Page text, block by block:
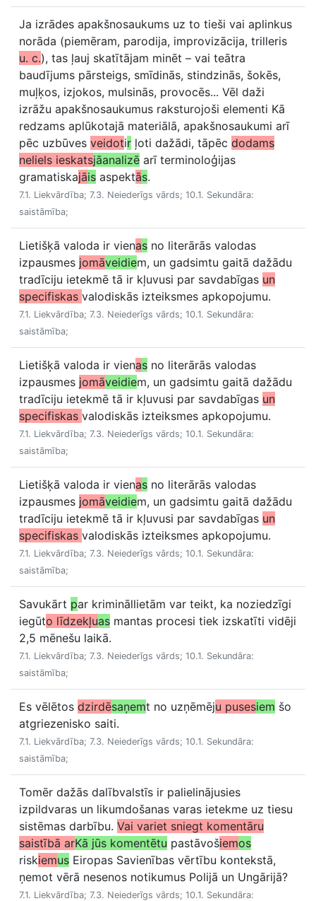
Ja izrādes apakšnosaukums uz to tieši vai aplinkus
norāda (piemēram, parodija, improvizācija, trilleris
u. c.), tas ļauj skatītājam minēt – vai teātra
baudījums pārsteigs, smīdinās, stindzinās, šokēs,
muļķos, izjokos, mulsinās, provocēs... Vēl daži
izrāžu apakšnosaukumus raksturojoši elementi Kā
redzams aplūkotajā materiālā, apakšnosaukumi arī
pēc uzbūves veidotir ļoti dažādi, tāpēc dodams
neliels ieskatsjāanalizē arī terminoloģijas
gramatiskajāis aspektās.
7.1. Liekvārdība; 7.3. Neiederīgs vārds; 10.1. Sekundāra:
saistāmība;
Lietišķā valoda ir vienas no literārās valodas
izpausmes jomāveidiem, un gadsimtu gaitā dažādu
tradīciju ietekmē tā ir kļuvusi par savdabīgas un
specifiskas valodiskās izteiksmes apkopojumu.
7.1. Liekvārdība; 7.3. Neiederīgs vārds; 10.1. Sekundāra:
saistāmība;
Lietišķā valoda ir vienas no literārās valodas
izpausmes jomāveidiem, un gadsimtu gaitā dažādu
tradīciju ietekmē tā ir kļuvusi par savdabīgas un
specifiskas valodiskās izteiksmes apkopojumu.
7.1. Liekvārdība; 7.3. Neiederīgs vārds; 10.1. Sekundāra:
saistāmība;
Lietišķā valoda ir vienas no literārās valodas
izpausmes jomāveidiem, un gadsimtu gaitā dažādu
tradīciju ietekmē tā ir kļuvusi par savdabīgas un
specifiskas valodiskās izteiksmes apkopojumu.
7.1. Liekvārdība; 7.3. Neiederīgs vārds; 10.1. Sekundāra:
saistāmība;
Savukārt par krimināllietām var teikt, ka noziedzīgi
iegūto līdzekļuas mantas procesi tiek izskatīti vidēji
2,5 mēnešu laikā.
7.1. Liekvārdība; 7.3. Neiederīgs vārds; 10.1. Sekundāra:
saistāmība;
Es vēlētos dzirdēsaņemt no uzņēmēju pusesiem šo
atgriezenisko saiti.
7.1. Liekvārdība; 7.3. Neiederīgs vārds; 10.1. Sekundāra:
saistāmība;
Tomēr dažās dalībvalstīs ir palielinājusies
izpildvaras un likumdošanas varas ietekme uz tiesu
sistēmas darbību. Vai variet sniegt komentāru
saistībā arKā jūs komentētu pastāvošiemos
riskiemus Eiropas Savienības vērtību kontekstā,
ņemot vērā nesenos notikumus Polijā un Ungārijā?
7.1. Liekvārdība; 7.3. Neiederīgs vārds; 10.1. Sekundāra: